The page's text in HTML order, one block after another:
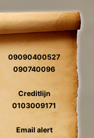
09090400527
090740096
Creditlijn
0103009171
Email alert